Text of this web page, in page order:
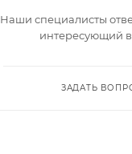
Наши специалисты
интересующий
ЗАДАТЬ